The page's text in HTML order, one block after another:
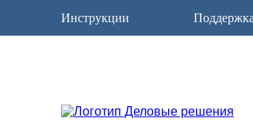
Инструкции